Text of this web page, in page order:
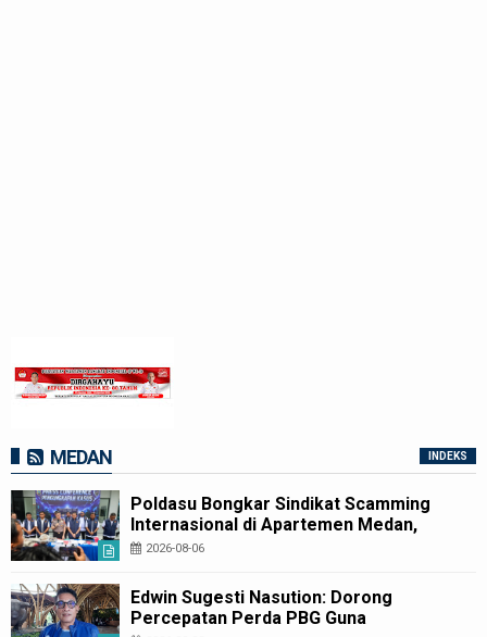
MEDAN INDEKS
Poldasu Bongkar Sindikat Scamming
Internasional di Apartemen Medan,
Korban Rugi Rp6,7 Miliar
2026-08-06
Edwin Sugesti Nasution: Dorong
Percepatan Perda PBG Guna